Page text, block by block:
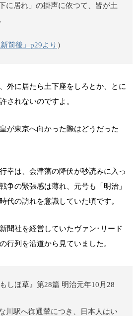
に居れ」の掛声に依つて、皆が土
前後』p29より ）
外に居たら土下座をしろとか、とに
されないのですよ。
が東京へ向かった際はどうだった
幸は、会津藩の降伏が秒読みに入っ
争の緊張感は薄れ、元号も「明治」
代の訪れを意識していた頃です。
聞社を経営していたヴァン･リード
行列を沿道から見ていました。
もしほ草』第28篇 明治元年10月28
川駅へ御通輦につき、日本人はい